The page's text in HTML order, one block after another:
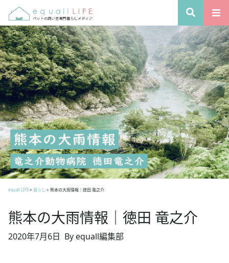
equall LIFE> 暮らし > 熊本の大雨情報｜徳田 竜之介
熊本の大雨情報｜徳田 竜之介
2020年7月6日 By equall編集部